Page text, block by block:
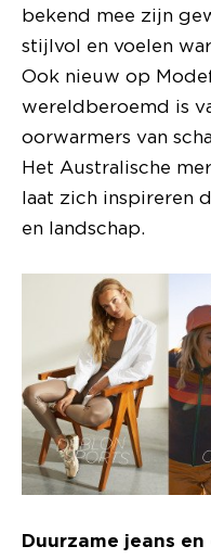
bekend mee zijn
stijlvol en voelen
Ook nieuw op
wereldberoemd is
oorwarmers van
Het Australische
laat zich inspireren
en landschap.
Duurzame jeans